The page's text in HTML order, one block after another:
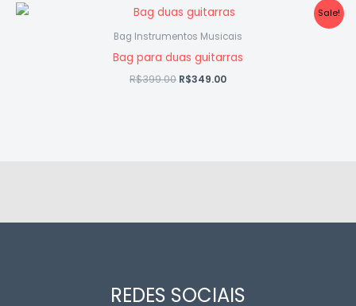
Sale!
Bag Instrumentos Musicais
Bag para duas guitarras
R$399.00
O
preço
original
R$399.00.
R$349.00
O
preço
atual
R$349.00.
REDES SOCIAIS